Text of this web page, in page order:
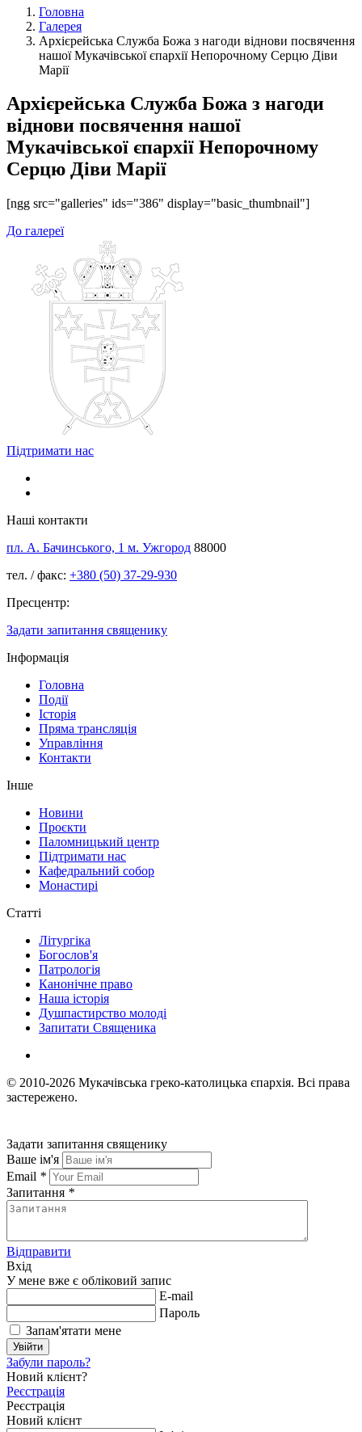
Головна
Галерея
Архієрейська Служба Божа з нагоди віднови посвячення
нашої Мукачівської єпархії Непорочному Серцю Діви
Марії
Архієрейська Служба Божа з нагоди
віднови посвячення нашої
Мукачівської єпархії Непорочному
Серцю Діви Марії
[ngg src="galleries" ids="386" display="basic_thumbnail"]
До галереї
Підтримати нас
Наші контакти
пл. А. Бачинського, 1 м. Ужгород 88000
тел. / факс: +380 (50) 37-29-930
Пресцентр:
Задати запитання священику
Інформація
Головна
Події
Історія
Пряма трансляція
Управління
Контакти
Інше
Новини
Проєкти
Паломницький центр
Підтримати нас
Кафедральний собор
Монастирі
Статті
Літургіка
Богослов'я
Патрологія
Канонічне право
Наша історія
Душпастирство молоді
Запитати Священика
© 2010-2026 Мукачівська греко-католицька єпархія. Всі права
застережено.
Задати запитання священику
Ваше ім'я
Email *
Запитання *
Відправити
Вхід
У мене вже є обліковий запис
E-mail
Пароль
Запам'ятати мене
Увійти
Забули пароль?
Новий клієнт?
Реєстрація
Реєстрація
Новий клієнт